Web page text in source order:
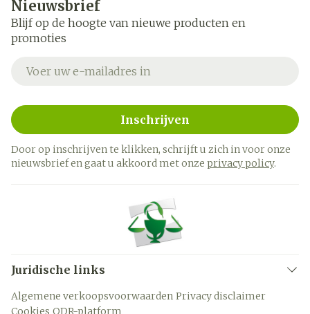
Nieuwsbrief
Blijf op de hoogte van nieuwe producten en
promoties
Inschrijven
Door op inschrijven te klikken, schrijft u zich in voor onze
nieuwsbrief en gaat u akkoord met onze privacy policy.
Juridische links
Algemene verkoopsvoorwaarden Privacy disclaimer
Cookies ODR-platform